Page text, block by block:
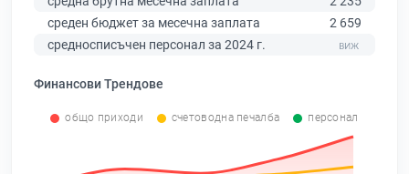
среден бюджет за месечна заплата
2 659
средносписъчен персонал за 2024 г.
Финансови Трендове
общо приходи счетоводна печалба персонал